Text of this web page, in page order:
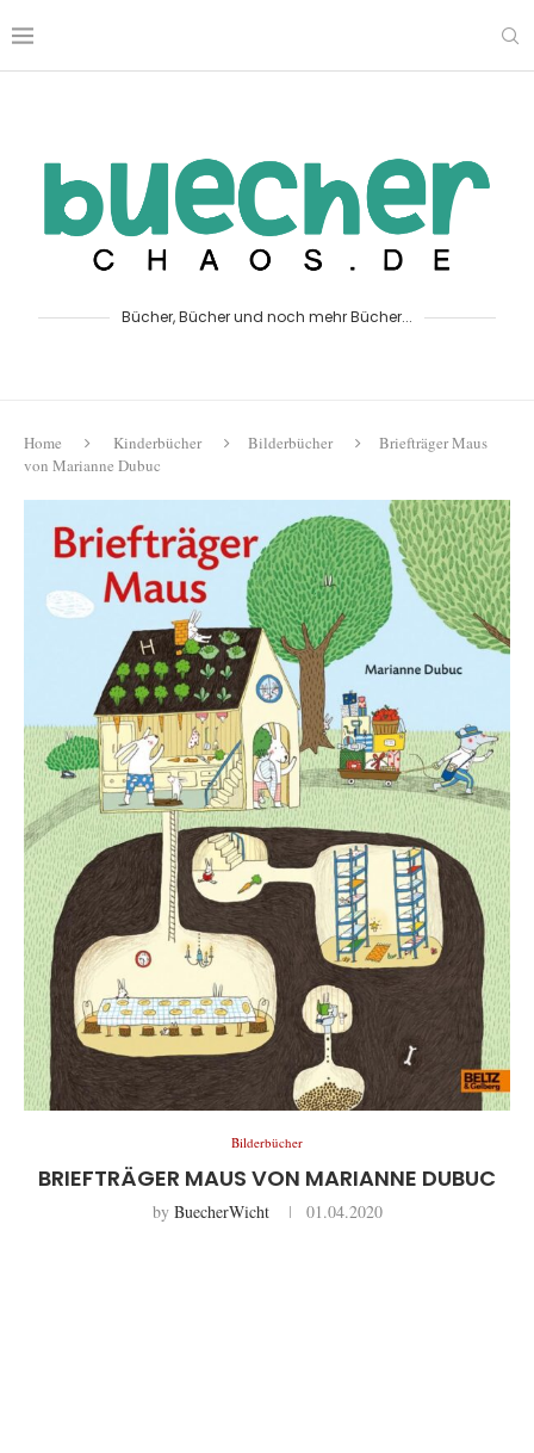
Bücher, Bücher und noch mehr Bücher...
Home Kinderbücher Bilderbücher
Briefträger Maus
von Marianne Dubuc
Bilderbücher
BRIEFTRÄGER MAUS VON MARIANNE DUBUC
by BuecherWicht 01.04.2020